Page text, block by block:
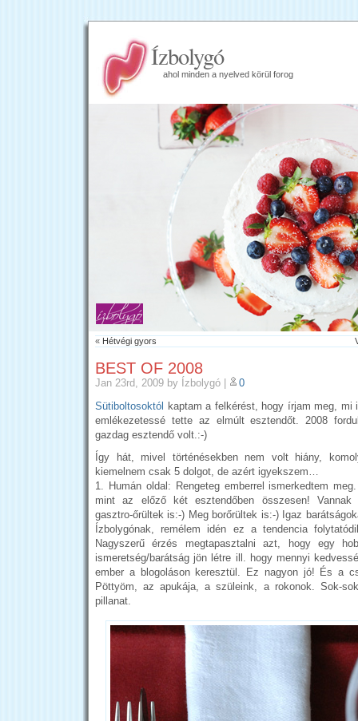
Ízbolygó
ahol minden a nyelved körül forog
« Hétvégi gyors
BEST OF 2008
Jan 23rd, 2009 by Ízbolygó |
0
Sütiboltosoktól kaptam a felkérést, hogy írjam meg, mi
emlékezetessé tette az elmúlt esztendőt. 2008
gazdag esztendő volt.:-)
Így hát, mivel történésekben nem volt hiány,
kiemelnem csak 5 dolgot, de azért igyekszem…
1. Humán oldal: Rengeteg emberrel ismerkedtem
mint az előző két esztendőben összesen!
gasztro-őrültek is:-) Meg borőrültek is:-) Igaz
Ízbolygónak, remélem idén ez a tendencia
Nagyszerű érzés megtapasztalni azt, hogy egy
ismeretség/barátság jön létre ill. hogy mennyi
ember a blogoláson keresztül. Ez nagyon jó! És a
Pöttyöm, az apukája, a szüleink, a rokonok. Sok-
pillanat.